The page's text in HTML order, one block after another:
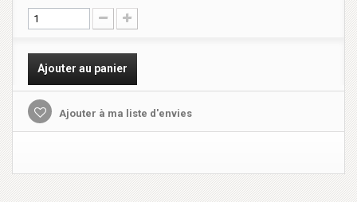
Ajouter au panier
Ajouter à ma liste d'envies